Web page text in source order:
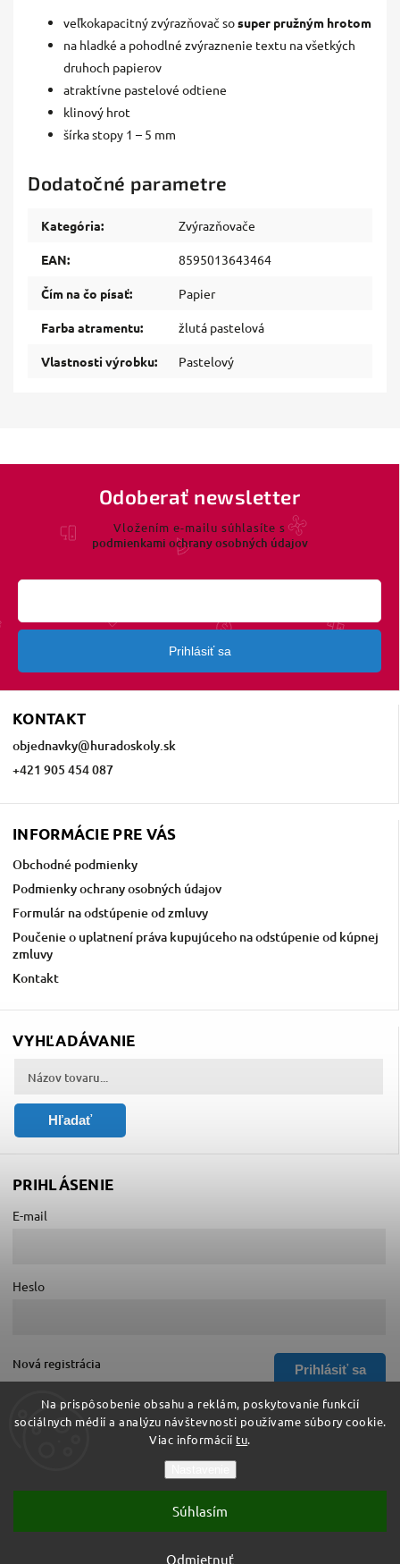
Na prispôsobenie obsahu a reklám, poskytovanie funkcií
sociálnych médií a analýzu návštevnosti používame súbory cookie.
Viac informácií tu.
Odmietnuť
Súhlasím
veľkokapacitný zvýrazňovač sosuper pružným hrotom
na hladké a pohodlné zvýraznenie textu na všetkých
druhoch papierov
atraktívne pastelové odtiene
klinový hrot
šírka stopy 1 – 5 mm
Dodatočné parametre
Kategória: Zvýrazňovače
EAN: 8595013643464
Čím na čo písať: Papier
Farba atramentu: žlutá pastelová
Vlastnosti výrobku: Pastelový
KONTAKT
objednavky@huradoskoly.sk
+421 905 454 087
INFORMÁCIE PRE VÁS
Obchodné podmienky
Podmienky ochrany osobných údajov
Formulár na odstúpenie od zmluvy
Poučenie o uplatnení práva kupujúceho na odstúpenie od kúpnej
zmluvy
Kontakt
Odoberať newsletter
Vložením e-mailu súhlasíte s
podmienkami ochrany osobných údajov
Prihlásiť sa
VYHĽADÁVANIE
Hľadať
PRIHLÁSENIE
E-mail
Heslo
Prihlásiť sa
Nová registrácia
Zabudnuté heslo
Vytvoril Shoptet
Hurá do školy. Všetky práva vyhradené.
Upraviť nastavenie cookies
Shoptet| Design